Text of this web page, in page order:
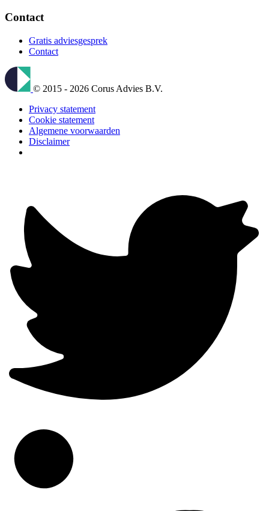
Contact
Gratis adviesgesprek
Contact
© 2015 - 2026 Corus Advies B.V.
Privacy statement
Cookie statement
Algemene voorwaarden
Disclaimer